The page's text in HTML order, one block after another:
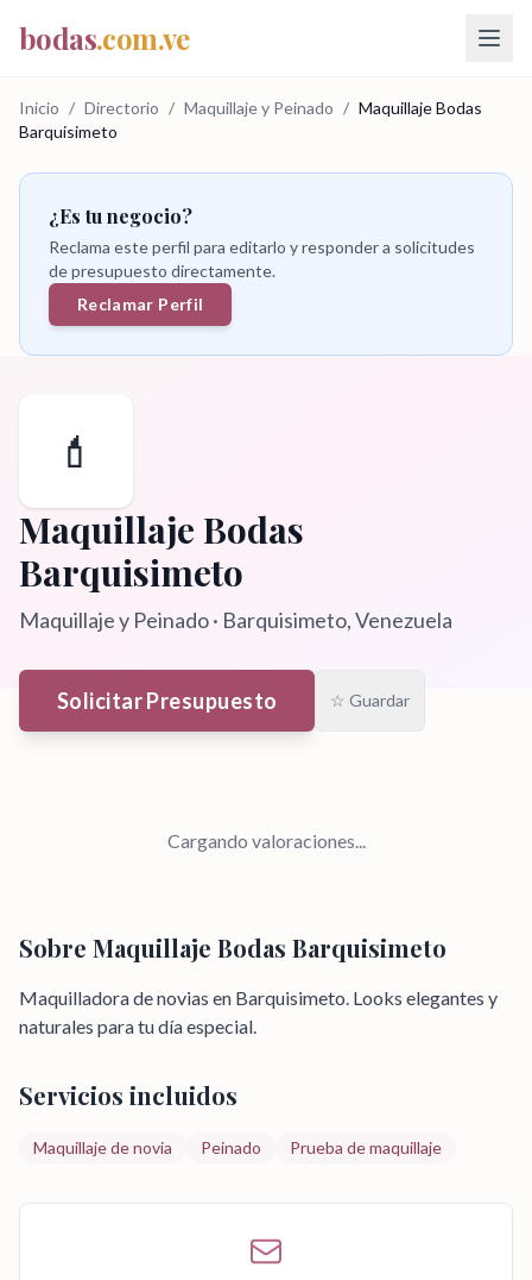
bodas.com.ve
Inicio / Directorio / Maquillaje y Peinado / Maquillaje Bodas
Barquisimeto
¿Es tu negocio?
Reclama este perfil para editarlo y responder a solicitudes
de presupuesto directamente.
Reclamar Perfil
💄
Maquillaje Bodas
Barquisimeto
Maquillaje y Peinado· Barquisimeto, Venezuela
Solicitar Presupuesto ☆ Guardar
Cargando valoraciones...
Sobre Maquillaje Bodas Barquisimeto
Maquilladora de novias en Barquisimeto. Looks elegantes y
naturales para tu día especial.
Servicios incluidos
Maquillaje de novia Peinado Prueba de maquillaje